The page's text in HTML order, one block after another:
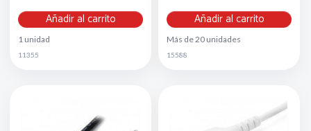
Añadir al carrito
1 unidad
11355
Añadir al carrito
Más de 20 unidades
15588